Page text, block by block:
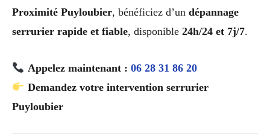
Proximité Puyloubier, bénéficiez d’un dépannage
serrurier rapide et fiable, disponible 24h/24 et 7j/7.
Appelez maintenant : 06 28 31 86 20
Demandez votre intervention serrurier
Puyloubier